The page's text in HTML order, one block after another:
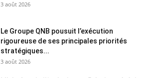
3 août 2026
Le Groupe QNB pousuit l’exécution
rigoureuse de ses principales priorités
stratégiques...
3 août 2026